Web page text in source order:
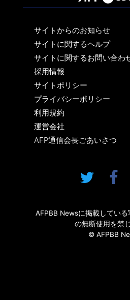
サイトからのお知らせ
サイトに関するヘルプ
サイトに関するお問い合わ
採用情報
サイトポリシー
プライバシーポリシー
利用規約
運営会社
AFP通信会長ごあいさつ
AFPBB Newsに掲載してい
の無断使用を禁
© AFPBB